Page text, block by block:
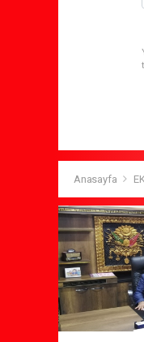
Anasayfa